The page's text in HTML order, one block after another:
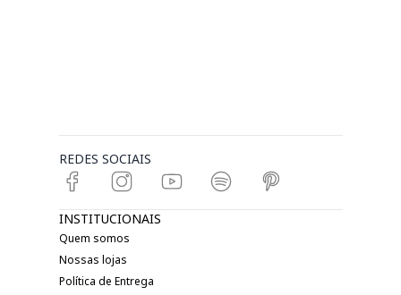
REDES SOCIAIS
INSTITUCIONAIS
Quem somos
Nossas lojas
Política de Entrega